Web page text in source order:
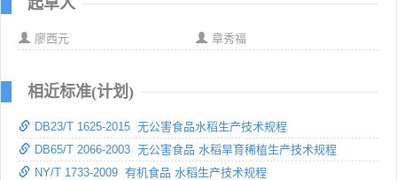
廖西元 章秀福
相近标准(计划)
DB23/T 1625-2015 无公害食品水稻生产技术规程
DB65/T 2066-2003 无公害食品 水稻旱育稀植生产技术规程
NY/T 1733-2009 有机食品 水稻生产技术规程